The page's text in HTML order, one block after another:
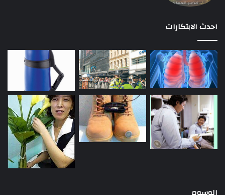
احدث الابتكارات